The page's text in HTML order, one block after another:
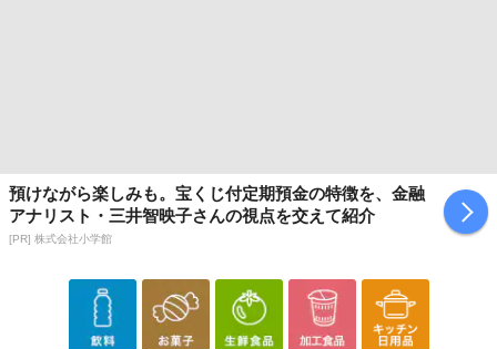
預けながら楽しみも。宝くじ付定期預金の特徴を、金融
アナリスト・三井智映子さんの視点を交えて紹介
[PR] 株式会社小学館